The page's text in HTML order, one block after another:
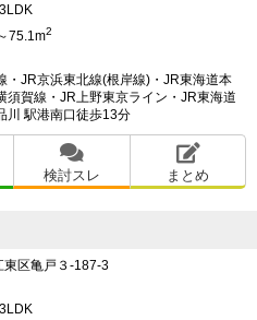
75.1m2
・JR京浜東北線(根岸線)・JR東海道本
須賀線・JR上野東京ライン・JR東海道
川 駅港南口徒歩13分
検討スレ まとめ
東区亀戸３-187-3